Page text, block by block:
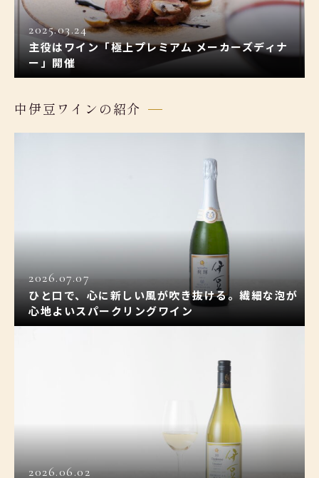
2025.03.24
主役はワイン「極上プレミアム メーカーズディナ
ー」開催
中伊豆ワインの紹介
2026.07.07
ひと口で、心に新しい風が吹き抜ける。繊細な泡が
心地よいスパークリングワイン
2026.06.02